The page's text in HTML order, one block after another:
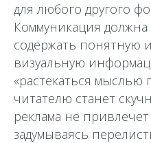
для любого другого
Коммуникация
содержать понятную
визуальную
«растекаться мыслью
читателю станет
реклама не
задумываясь